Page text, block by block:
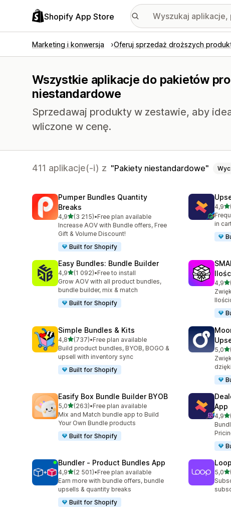
Shopify App Store
Marketing i konwersja Oferuj sprzedaż droższych
Wszystkie aplikacje do pakietów
niestandardowe
Sprzedawaj produkty w zestawie, aby
wliczone w cenę.
411 aplikacje(-i) z Pakiety niestandardowe
Pumper Bundles Quantity
Breaks
4,9na 5 gwiazdek
(3 215)
Łączna liczba recenzji: 3215
•Free plan available
Increase AOV with Bundle offers, Free
Gift & Volume Discount!
Built for Shopify
4,9
in
Easy Bundles: Bundle Builder
4,9na 5 gwiazdek
(1 092)
Łączna liczba recenzji: 1092
•Free to install
Grow AOV with all product bundles,
bundle builder, mix & match
Built for Shopify
4,9
Simple Bundles & Kits
4,8na 5 gwiazdek
(737)
Łączna liczba recenzji: 737
•Free plan available
Build product bundles, BYOB, BOGO &
upsell with inventory sync
Built for Shopify
5,0
Easify Box Bundle Builder BYOB
5,0na 5 gwiazdek
(263)
Łączna liczba recenzji: 263
•Free plan available
Mix and Match bundle app to Build
Your Own Bundle products
Built for Shopify
App
4,9
Bundler ‑ Product Bundles App
4,9na 5 gwiazdek
(2 501)
Łączna liczba recenzji: 2501
•Free plan available
Earn more with bundle offers, bundle
upsells & quantity breaks
Built for Shopify
5,0